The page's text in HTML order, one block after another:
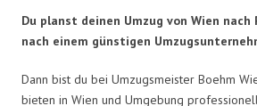
Du planst deinen Umzug von Wien
nach einem günstigen
Dann bist du bei Umzugsmeister Boehm
bieten in Wien und Umgebung